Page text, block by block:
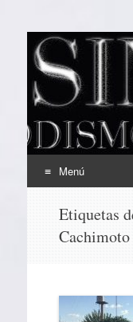
EL
Periodismo
Menú
contenido
Etiquetas